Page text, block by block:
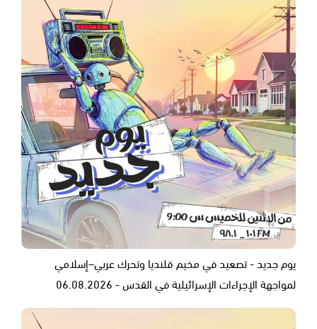
يوم جديد - تصعيد في مخيم قلنديا وتحرك عربي–إسلامي
لمواجهة الإجراءات الإسرائيلية في القدس - 06.08.2026